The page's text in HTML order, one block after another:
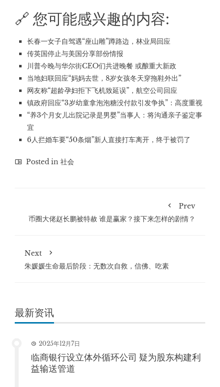
🔗 您可能感兴趣的内容:
长春一女子自驾遇“座山雕”蹲路边，林业局回应
传英国停止与美国分享部份情报
川普今晚与华尔街CEO们共进晚餐 或酿重大新政
当地妇联回应“妈妈去世，8岁女孩冬天穿拖鞋外出”
网友称“超龄孕妇拒下飞机致延误”，航空公司回应
镇政府回应“3岁幼童拿泡泡糖没付款引发争执”：高度重视
“养3个月女儿出院记录是男婴”当事人：将沟通亲子鉴定事
宜
6人拦婚车要“50条烟”新人直接打车离开，终于被罚了
Posted in 社会
Prev
币圈大佬赵长鹏被特赦 谁是赢家？接下来怎样的剧情？
Next
朱媛媛生命最后阶段：无数次自救，信佛、吃素
最新资讯
2025年12月7日
临商银行设立体外循环公司 疑为股东构建利
益输送管道